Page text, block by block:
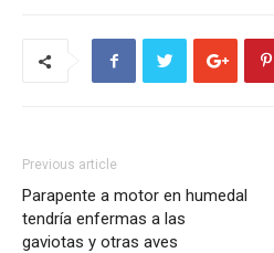
Previous article
Parapente a motor en humedal
tendría enfermas a las
gaviotas y otras aves